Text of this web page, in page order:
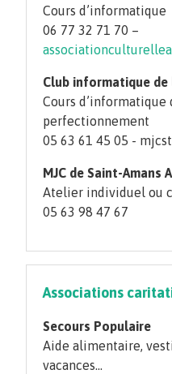
Cours d’informatique
06 77 32 71 70 –
Club informatique de
Cours d’informatique
perfectionnement
05 63 61 45 05 -
MJC de Saint-Amans
Atelier individuel ou
05 63 98 47 67
Associations
Secours Populaire
Aide alimentaire,
vacances…